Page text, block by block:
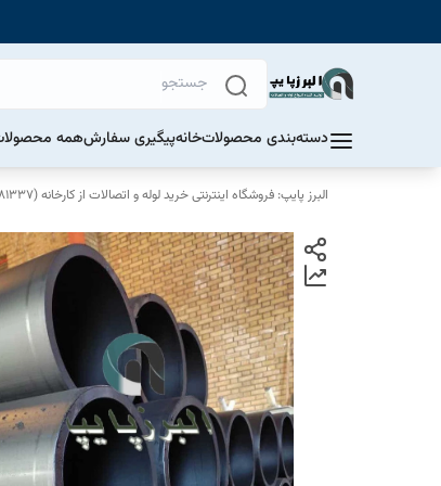
دسته‌بندی محصولاتخانهپیگیری سفارشهمه
البرز پایپ: فروشگاه اینترنتی خرید لوله و اتصالات از کارخانه (09188081337)